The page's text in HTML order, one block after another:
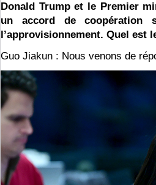
Donald Trump et le Premier
un accord de coopération
l’approvisionnement. Quel est
Guo Jiakun : Nous venons de